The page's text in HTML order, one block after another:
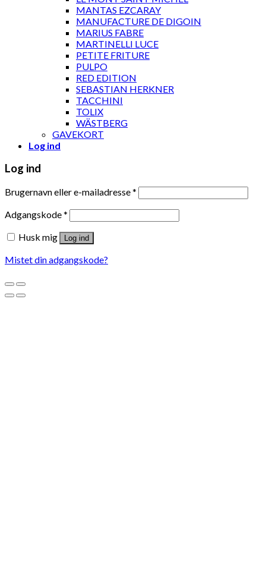
MANTAS EZCARAY
MANUFACTURE DE DIGOIN
MARIUS FABRE
MARTINELLI LUCE
PETITE FRITURE
PULPO
RED EDITION
SEBASTIAN HERKNER
TACCHINI
TOLIX
WÄSTBERG
GAVEKORT
Log ind
Log ind
Brugernavn eller e-mailadresse*
Adgangskode*
Husk mig
Log ind
Mistet din adgangskode?